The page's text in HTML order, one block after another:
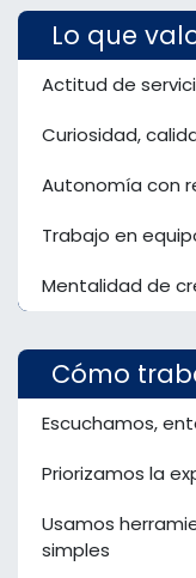
Lo que
Actitud de
Curiosidad,
Autonomía con
Trabajo en
Mentalidad de
Cómo
Escuchamos,
Priorizamos la
Usamos
simples